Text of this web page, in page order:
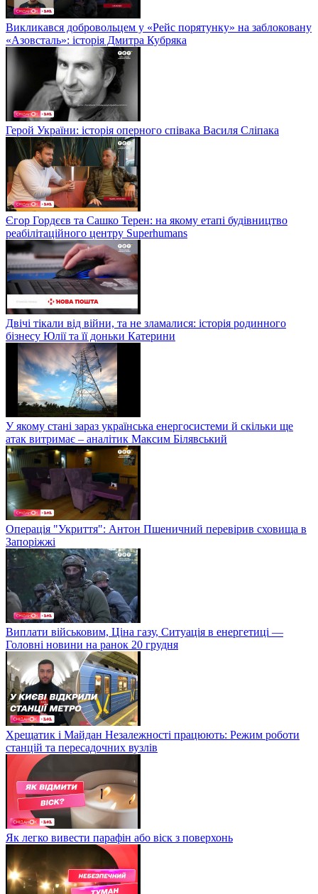
Викликався добровольцем у «Рейс порятунку» на заблоковану
«Азовсталь»: історія Дмитра Кубряка
Герой України: історія оперного співака Василя Сліпака
Єгор Гордєєв та Сашко Терен: на якому етапі будівництво
реабілітаційного центру Superhumans
Двічі тікали від війни, та не зламалися: історія родинного
бізнесу Юлії та її доньки Катерини
У якому стані зараз українська енергосистеми й скільки ще
атак витримає – аналітик Максим Білявський
Операція "Укриття": Антон Пшеничний перевірив сховища в
Запоріжжі
Виплати військовим, Ціна газу, Ситуація в енергетиці —
Головні новини на ранок 20 грудня
Хрещатик і Майдан Незалежності працюють: Режим роботи
станцій та пересадочних вузлів
Як легко вивести парафін або віск з поверхонь